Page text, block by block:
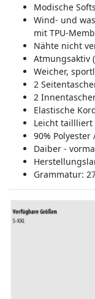
Modische
Wind- und
mit TPU-
Nähte nicht
Atmungsaktiv
Weicher,
2
2
Elastische
Leicht taillliert
90% Polyester
Daiber -
Grammatur: